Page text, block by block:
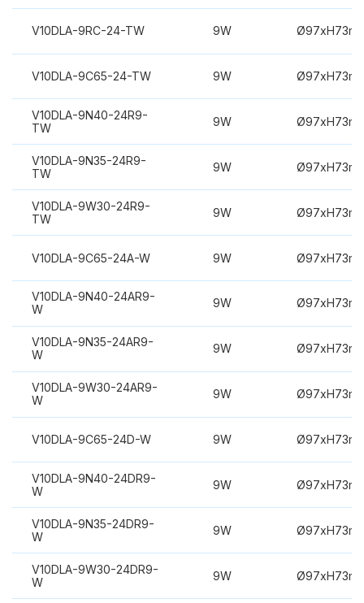
V10DLA-9RC-24-TW 9W
V10DLA-9C65-24-TW 9W
V10DLA-9N40-24R9-
TW
9W
V10DLA-9N35-24R9-
TW
9W
V10DLA-9W30-24R9-
TW
9W
V10DLA-9C65-24A-W 9W
V10DLA-9N40-24AR9-
W
9W
V10DLA-9N35-24AR9-
W
9W
V10DLA-9W30-24AR9-
W
9W
V10DLA-9C65-24D-W 9W
V10DLA-9N40-24DR9-
W
9W
V10DLA-9N35-24DR9-
W
9W
V10DLA-9W30-24DR9-
W
9W